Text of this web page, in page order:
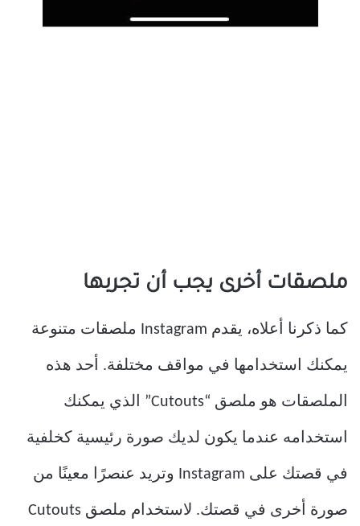
ملصقات أخرى يجب أن تجربها
كما ذكرنا أعلاه، يقدم Instagram ملصقات متنوعة
يمكنك استخدامها في مواقف مختلفة. أحد هذه
الملصقات هو ملصق “Cutouts” الذي يمكنك
استخدامه عندما يكون لديك صورة رئيسية كخلفية
في قصتك على Instagram وتريد عنصرًا معينًا من
صورة أخرى في قصتك. لاستخدام ملصق Cutouts